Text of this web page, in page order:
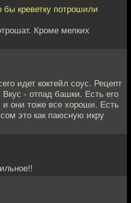
креветку потрошили
Кроме мелких
идет коктейл соус. Рецепт
- отпад башки. Есть его
они тоже все хороши. Есть
это как паюсную икру